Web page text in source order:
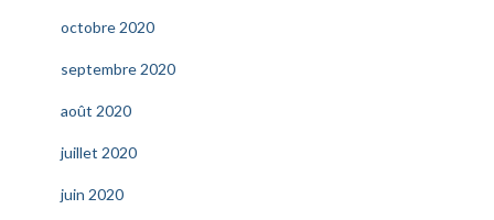
octobre 2020
septembre 2020
août 2020
juillet 2020
juin 2020